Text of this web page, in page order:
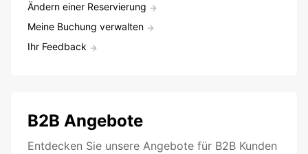
Ändern einer Reservierung
Meine Buchung verwalten
Ihr Feedback
B2B Angebote
Entdecken Sie unsere Angebote für B2B Kunden